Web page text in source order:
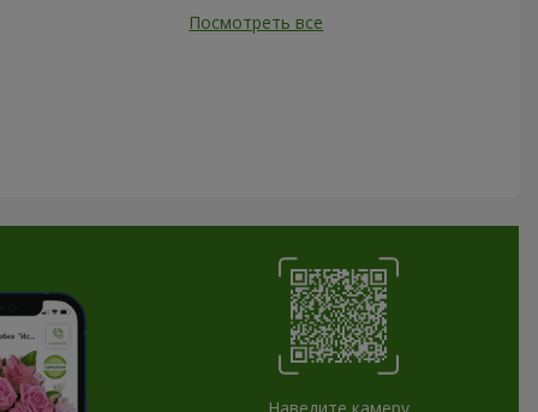
Посмотреть все